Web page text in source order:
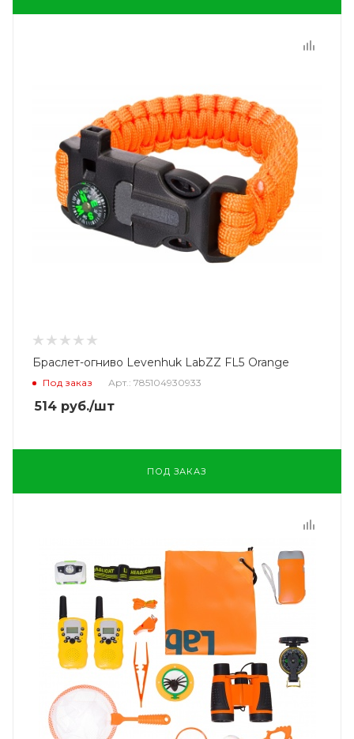
Браслет-огниво Levenhuk LabZZ FL5 Orange
Под заказ Арт.: 785104930933
514 руб./шт
ПОД ЗАКАЗ